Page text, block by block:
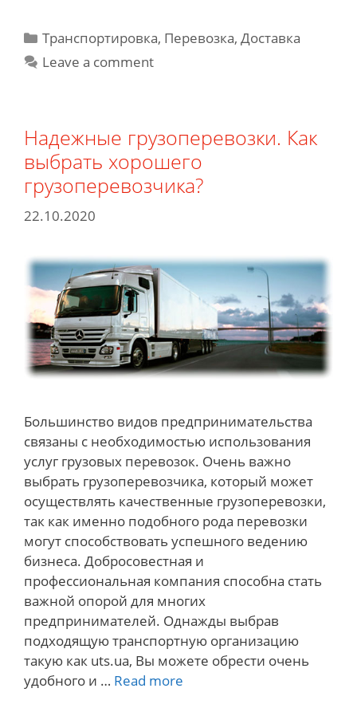
Categories
Транспортировка, Перевозка, Доставка
Leave a comment
Надежные грузоперевозки. Как
выбрать хорошего
грузоперевозчика?
22.10.2020
Большинство видов предпринимательства
связаны с необходимостью использования
услуг грузовых перевозок. Очень важно
выбрать грузоперевозчика, который может
осуществлять качественные грузоперевозки,
так как именно подобного рода перевозки
могут способствовать успешного ведению
бизнеса. Добросовестная и
профессиональная компания способна стать
важной опорой для многих
предпринимателей. Однажды выбрав
подходящую транспортную организацию
такую как uts.ua, Вы можете обрести очень
удобного и … Read more